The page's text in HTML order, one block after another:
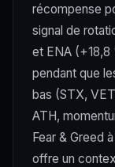
récompense
signal de
et ENA (+18,8
pendant que
bas (STX,
ATH,
Fear & Greed
offre un